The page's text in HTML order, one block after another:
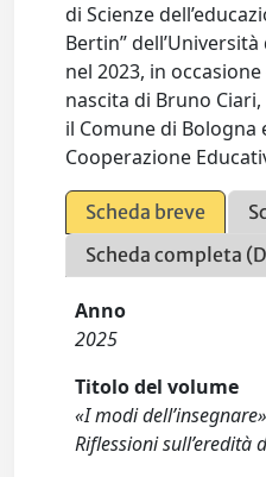
di Scienze
Bertin”
nel 2023, in
nascita di Bruno
il Comune di Bologna
Cooperazione
Scheda breve
Scheda completa
Anno
2025
Titolo del volume
«I modi
Riflessioni sull’eredità